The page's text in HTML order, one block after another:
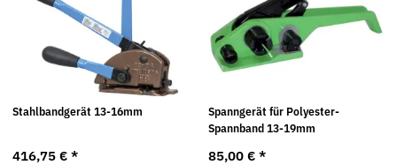
Stahlbandgerät 13-16mm
416,75 € *
Spanngerät für Polyester-
Spannband 13-19mm
85,00 € *